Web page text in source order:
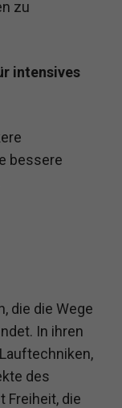
zu
intensives
bessere
die die Wege
In ihren
des
Freiheit, die